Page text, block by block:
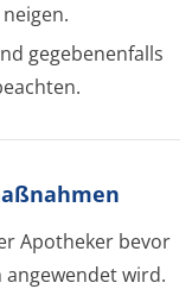
gegebenenfalls
Apotheker bevor
wird.